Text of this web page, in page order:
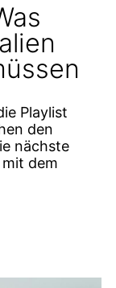
Playlist
den
nächste
dem